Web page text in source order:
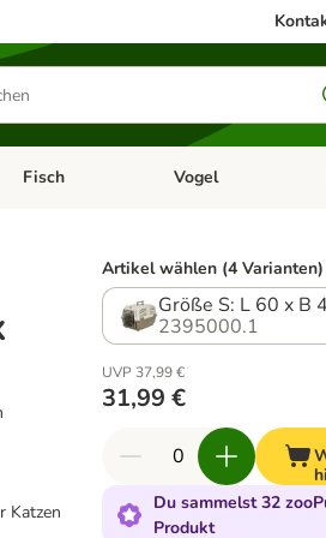
Hundefutter & Zubehör
Kategorie-Menü öffnen: Kleintier
Fisch Kategorie-Menü
Vogel
Katzen
Artikel wählen (4 Varianten)
Größe S: L 60 x B
2395000.1
UVP 37,99 €
31,99 €
Du sammelst 32
Produkt